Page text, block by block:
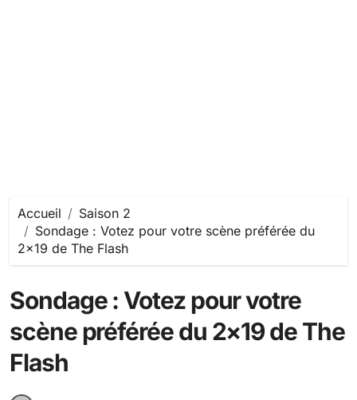
Accueil
Saison 2
Sondage : Votez pour votre scène préférée du
2×19 de The Flash
Sondage : Votez pour votre
scène préférée du 2×19 de The
Flash